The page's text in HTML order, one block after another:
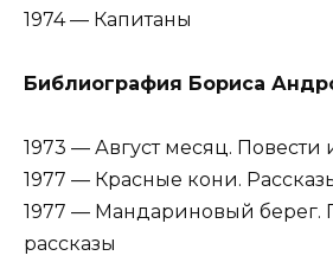
1974 — Капитаны
Библиография Бориса
1973 — Август месяц. Повести
1977 — Красные кони.
1977 — Мандариновый берег.
рассказы